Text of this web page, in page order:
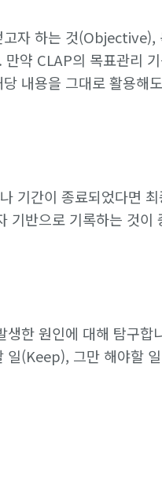
자 하는 것(Objective),
약 CLAP의 목표관리
내용을 그대로 활용해
기간이 종료되었다면
기반으로 기록하는 것이
한 원인에 대해 탐구합
일(Keep), 그만 해야할